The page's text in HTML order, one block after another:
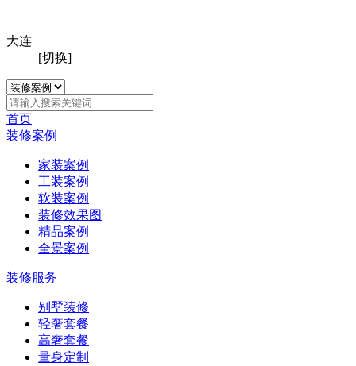
大连
[切换]
首页
装修案例
家装案例
工装案例
软装案例
装修效果图
精品案例
全景案例
装修服务
别墅装修
轻奢套餐
高奢套餐
量身定制